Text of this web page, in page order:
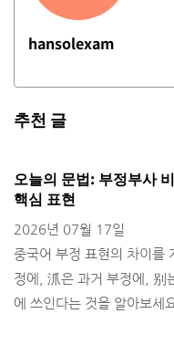
hansolexam
추천 글
오늘의 문법: 부정부사
핵심 표현
2026년 07월 17일
중국어 부정 표현의 차이를
정에, 沠은 과거 부정에, 别
에 쓰인다는 것을 알아보세